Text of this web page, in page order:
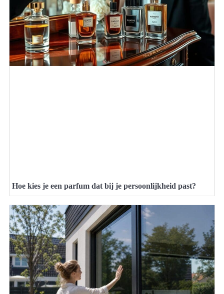
Hoe kies je een parfum dat bij je persoonlijkheid past?